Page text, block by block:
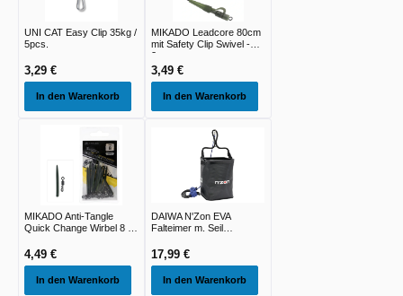
UNI CAT Easy Clip 35kg /
5pcs.
3,29 €
In den Warenkorb
MIKADO Leadcore 80cm
mit Safety Clip Swivel -
2st
3,49 €
In den Warenkorb
MIKADO Anti-Tangle
Quick Change Wirbel 8 -
4,49 €
In den Warenkorb
DAIWA N'Zon EVA
Falteimer m. Seil
17,99 €
In den Warenkorb